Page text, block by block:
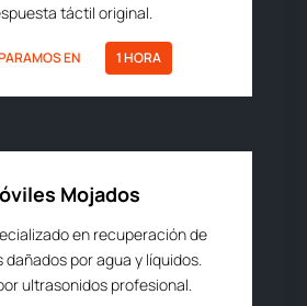
táctil original.
EN 1 HORA
Mojados
en recuperación de
dañados por agua y líquidos.
ultrasonidos profesional.